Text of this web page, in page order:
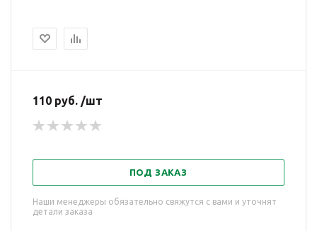
110 руб. /шт
ПОД ЗАКАЗ
Наши менеджеры обязательно свяжутся с вами и уточнят
детали заказа